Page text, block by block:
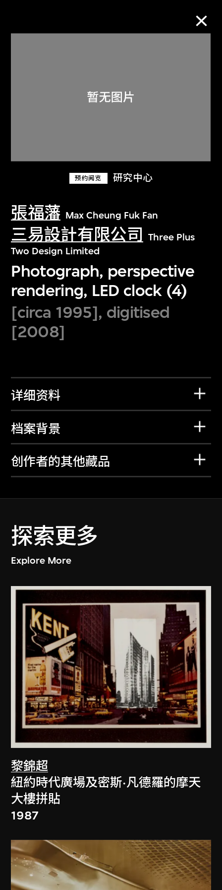
预约阅览 研究中心
張福藩 Max Cheung Fuk Fan
三易設計有限公司
Three Plus
Two Design Limited
Photograph, perspective
rendering, LED clock (4)
[circa 1995], digitised
[2008]
详细资料
档案背景
创作者的其他藏品
探索更多
Explore More
黎錦超
紐約時代廣場及密斯·凡德羅的摩天
大樓拼貼
1987
关于M+藏品
探索世界顶级的二十及二十一世纪视觉
文化藏品。